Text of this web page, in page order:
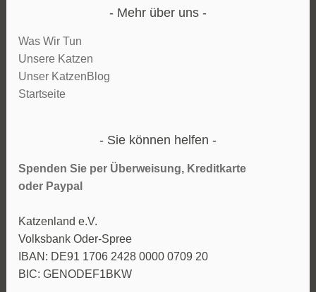
Mehr über uns
Was Wir Tun
Unsere Katzen
Unser KatzenBlog
Startseite
Sie können helfen
Spenden Sie per Überweisung, Kreditkarte
oder Paypal
Katzenland e.V.
Volksbank Oder-Spree
IBAN: DE91 1706 2428 0000 0709 20
BIC: GENODEF1BKW